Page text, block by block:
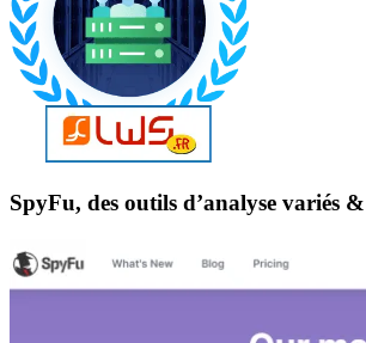
SpyFu, des outils d’analyse variés